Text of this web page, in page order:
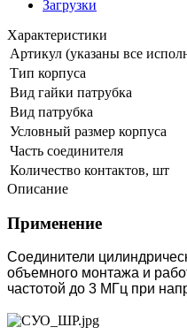
Загрузки
Характеристики
Артикул (указаны все
Тип корпуса
Вид гайки патрубка
Вид патрубка
Условный размер корпуса
Часть соединителя
Количество контактов, шт
Описание
Применение
Соединители
объемного монтажа и
частотой до 3 МГц при